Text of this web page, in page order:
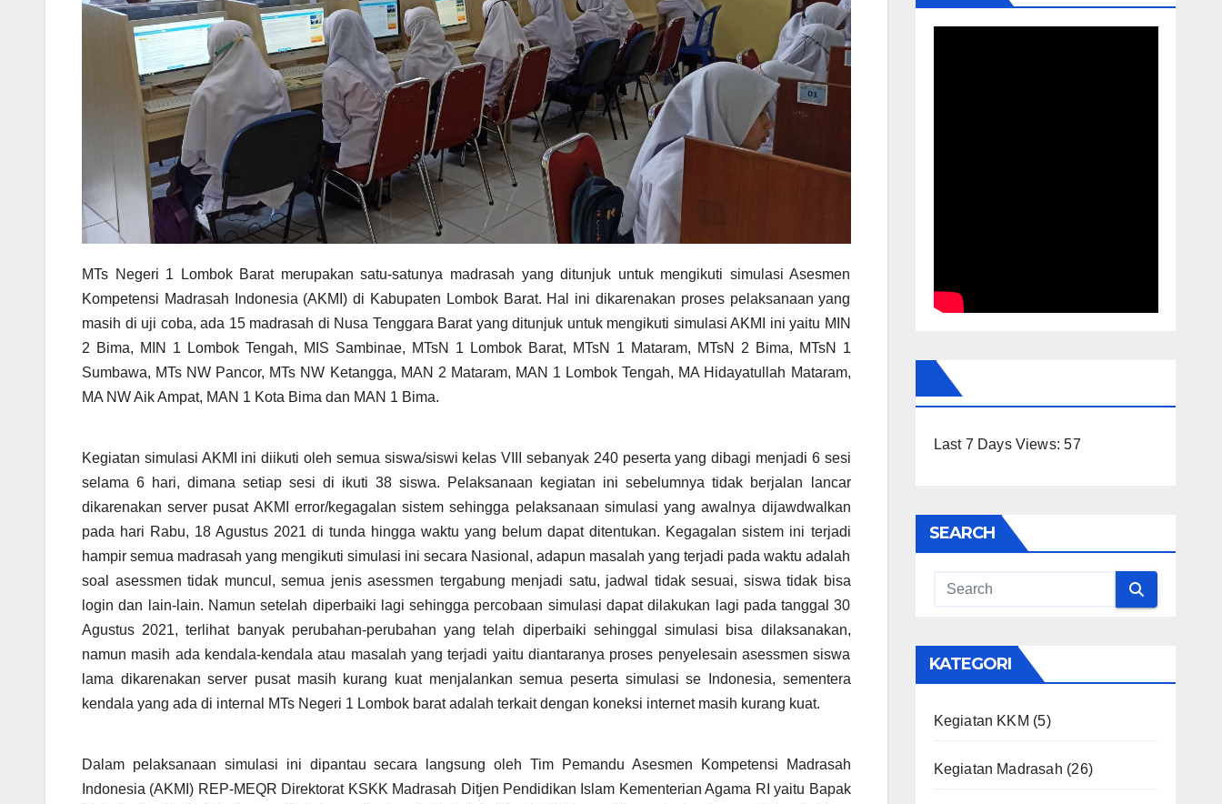
MTs Negeri 1 Lombok Barat merupakan satu-satunya madrasah yang ditunjuk untuk mengikuti simulasi Asesmen
Kompetensi Madrasah Indonesia (AKMI) di Kabupaten Lombok Barat. Hal ini dikarenakan proses pelaksanaan yang
masih di uji coba, ada 15 madrasah di Nusa Tenggara Barat yang ditunjuk untuk mengikuti simulasi AKMI ini yaitu MIN
2 Bima, MIN 1 Lombok Tengah, MIS Sambinae, MTsN 1 Lombok Barat, MTsN 1 Mataram, MTsN 2 Bima, MTsN 1
Sumbawa, MTs NW Pancor, MTs NW Ketangga, MAN 2 Mataram, MAN 1 Lombok Tengah, MA Hidayatullah Mataram,
MA NW Aik Ampat, MAN 1 Kota Bima dan MAN 1 Bima.
Kegiatan simulasi AKMI ini diikuti oleh semua siswa/siswi kelas VIII sebanyak 240 peserta yang dibagi menjadi 6 sesi
selama 6 hari, dimana setiap sesi di ikuti 38 siswa. Pelaksanaan kegiatan ini sebelumnya tidak berjalan lancar
dikarenakan server pusat AKMI error/kegagalan sistem sehingga pelaksanaan simulasi yang awalnya dijawdwalkan
pada hari Rabu, 18 Agustus 2021 di tunda hingga waktu yang belum dapat ditentukan. Kegagalan sistem ini terjadi
hampir semua madrasah yang mengikuti simulasi ini secara Nasional, adapun masalah yang terjadi pada waktu adalah
soal asessmen tidak muncul, semua jenis asessmen tergabung menjadi satu, jadwal tidak sesuai, siswa tidak bisa
login dan lain-lain. Namun setelah diperbaiki lagi sehingga percobaan simulasi dapat dilakukan lagi pada tanggal 30
Agustus 2021, terlihat banyak perubahan-perubahan yang telah diperbaiki sehinggal simulasi bisa dilaksanakan,
namun masih ada kendala-kendala atau masalah yang terjadi yaitu diantaranya proses penyelesain asessmen siswa
lama dikarenakan server pusat masih kurang kuat menjalankan semua peserta simulasi se Indonesia, sementera
kendala yang ada di internal MTs Negeri 1 Lombok barat adalah terkait dengan koneksi internet masih kurang kuat.
Dalam pelaksanaan simulasi ini dipantau secara langsung oleh Tim Pemandu Asesmen Kompetensi Madrasah
Indonesia (AKMI) REP-MEQR Direktorat KSKK Madrasah Ditjen Pendidikan Islam Kementerian Agama RI yaitu Bapak
Last 7 Days Views:57
SEARCH
KATEGORI
Kegiatan KKM (5)
Kegiatan Madrasah (26)